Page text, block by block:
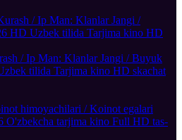
/ Ip Man: Klanlar Jangi / Buyuk
tilida Tarjima kino HD skachat